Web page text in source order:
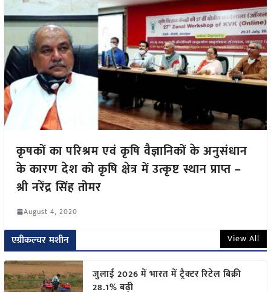
कृषकों का परिश्रम एवं कृषि वैज्ञानिकों के अनुसंधान
के कारण देश को कृषि क्षेत्र में उत्कृष्ट स्थान प्राप्त –
श्री नरेंद्र सिंह तोमर
August 4, 2020
एग्रीकल्चर मशीन View All
जुलाई 2026 में भारत में ट्रैक्टर रिटेल बिक्री
28.1% बढ़ी